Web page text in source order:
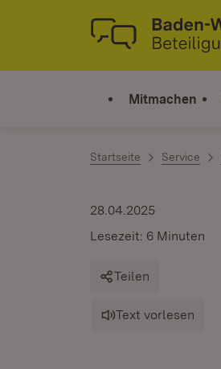
Zum Inhalt springen
Link zur Startseite
Mitmachen
Startseite Service
28.04.2025
Lesezeit: 6 Minuten
Teilen
Text vorlesen